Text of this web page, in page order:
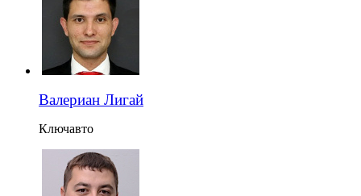
Валериан Лигай
Ключавто